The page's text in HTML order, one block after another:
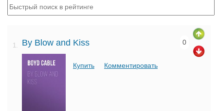
1. By Blow and Kiss 0
Купить Комментировать